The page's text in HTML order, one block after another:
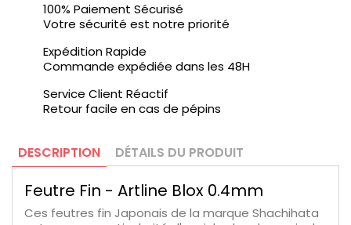
100% Paiement Sécurisé
Votre sécurité est notre priorité
Expédition Rapide
Commande expédiée dans les 48H
Service Client Réactif
Retour facile en cas de pépins
DESCRIPTION DÉTAILS DU PRODUIT
Feutre Fin - Artline Blox 0.4mm
Ces feutres fin Japonais de la marque Shachihata